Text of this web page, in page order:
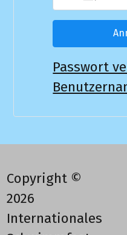
Passwort
Copyright ©
2026
Internationales